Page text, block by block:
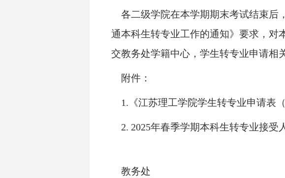
各二级学院在本学期期末考试结束后
通本科生转专业工作的通知》要求， 对
交教务处学籍中心， 学生转专业申请相
附件：
1. 《江苏理工学院学生转专业申请表
2. 2025年春季学期本科生转专业接受
教务处